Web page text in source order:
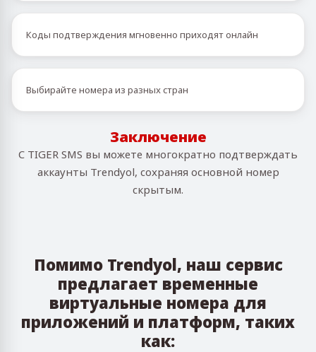
Коды подтверждения мгновенно приходят онлайн
Выбирайте номера из разных стран
Заключение
С TIGER SMS вы можете многократно подтверждать
аккаунты Trendyol, сохраняя основной номер
скрытым.
Помимо Trendyol, наш сервис
предлагает временные
виртуальные номера для
приложений и платформ, таких
как: